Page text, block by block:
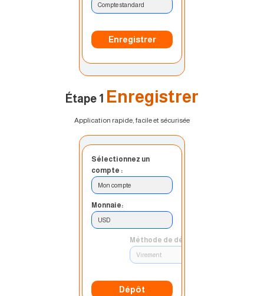
Compte standard
Enregistrer
Étape 1 Enregistrer
Application rapide, facile et sécurisée
Sélectionnez un
compte :
Mon compte
Monnaie:
USD
Méthode de dépôt :
Dépôt